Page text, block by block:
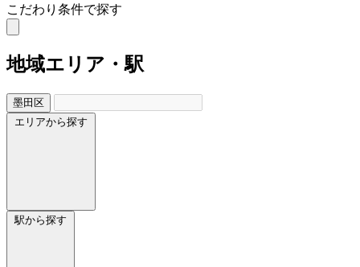
こだわり条件で探す
地域エリア・駅
墨田区
エリアから探す
駅から探す